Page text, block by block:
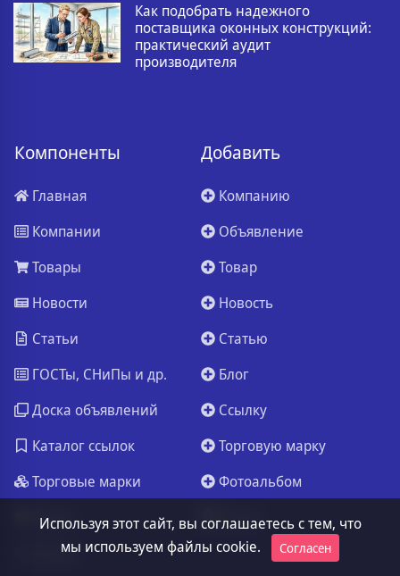
Как подобрать надежного
поставщика оконных конструкций:
практический аудит
производителя
Компоненты
Главная
Компании
Товары
Новости
Статьи
ГОСТы, СНиПы и др.
Доска объявлений
Каталог ссылок
Торговые марки
Видео
Форум
Добавить
Компанию
Объявление
Товар
Новость
Статью
Блог
Ссылку
Торговую марку
Фотоальбом
Видео
Используя этот сайт, вы соглашаетесь с тем, что
мы используем файлы cookie.
Согласен